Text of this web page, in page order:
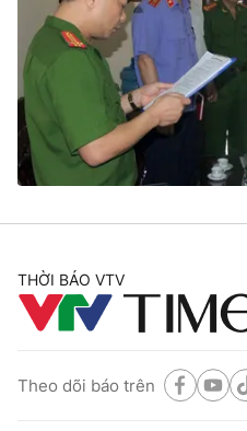
THỜI BÁO VTV
Theo dõi báo trên